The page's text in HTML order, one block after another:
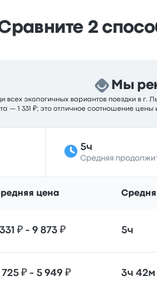
2
Мы
всех экологичных вариантов поездки в г.
— 1 331 ₽; это отличное соотношение
5ч
Средняя
цена
331 ₽ - 9 873 ₽ 5ч
725 ₽ - 5 949 ₽ 3ч 42м